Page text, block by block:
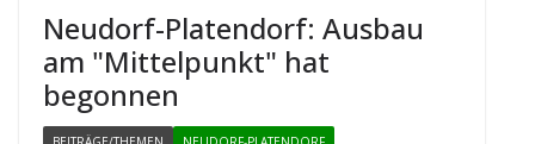
Neu­dorf-Pla­ten­dorf: Aus­bau
am "Mit­tel­punkt" hat
begonnen